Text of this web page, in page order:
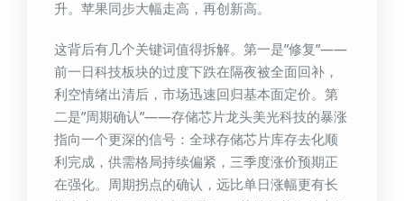
升。苹果同步大幅走高，再创新高。
这背后有几个关键词值得拆解。第一是”修复”——
前一日科技板块的过度下跌在隔夜被全面回补，
利空情绪出清后，市场迅速回归基本面定价。第
二是”周期确认”——存储芯片龙头美光科技的暴涨
指向一个更深的信号：全球存储芯片库存去化顺
利完成，供需格局持续偏紧，三季度涨价预期正
在强化。周期拐点的确认，远比单日涨幅更有长